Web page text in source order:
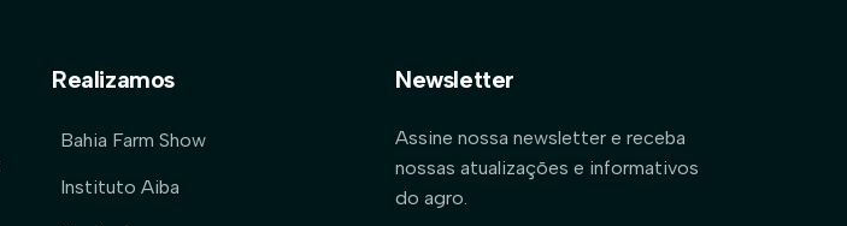
Realizamos
Bahia Farm Show
Instituto Aiba
Newsletter
Assine nossa newsletter e receba
nossas atualizações e informativos
do agro.